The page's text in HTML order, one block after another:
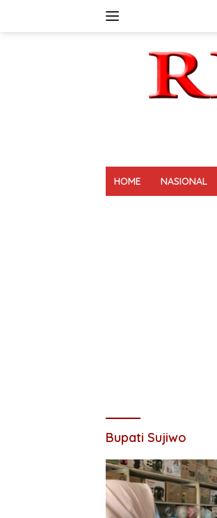
HOME NASIONAL
Bupati Sujiwo